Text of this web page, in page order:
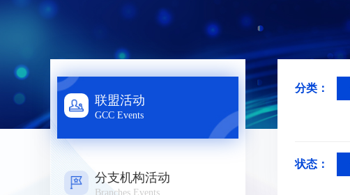
联盟活动
GCC Events
分支机构活动
Branches Events
分类：
状态：